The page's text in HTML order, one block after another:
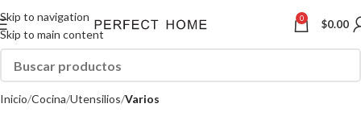
Skip to navigation
Skip to main content
0 $0.00
Inicio Cocina Utensilios Varios